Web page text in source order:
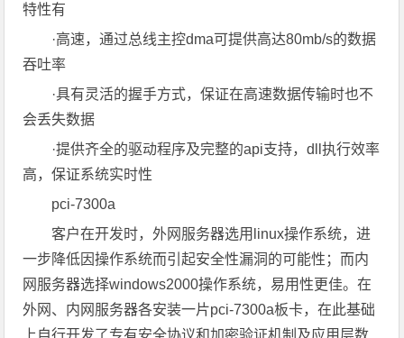
特性有
·高速，通过总线主控dma可提供高达80mb/s的数据
吞吐率
·具有灵活的握手方式，保证在高速数据传输时也不
会丢失数据
·提供齐全的驱动程序及完整的api支持，dll执行效率
高，保证系统实时性
pci-7300a
客户在开发时，外网服务器选用linux操作系统，进
一步降低因操作系统而引起安全性漏洞的可能性；而内
网服务器选择windows2000操作系统，易用性更佳。在
外网、内网服务器各安装一片pci-7300a板卡，在此基础
上自行开发了专有安全协议和加密验证机制及应用层数